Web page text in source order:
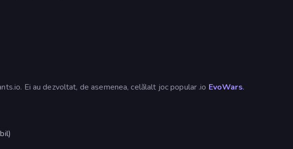
Ei au dezvoltat, de asemenea, celălalt joc popular .io EvoWars.